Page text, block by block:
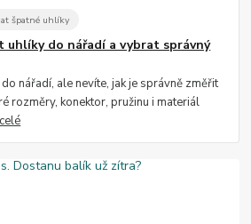
špatné uhlíky
uhlíky do nářadí a vybrat správný
nářadí, ale nevíte, jak je správně změřit
rozměry, konektor, pružinu i materiál